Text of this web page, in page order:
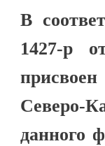
В
1427-р
Северо-
данного